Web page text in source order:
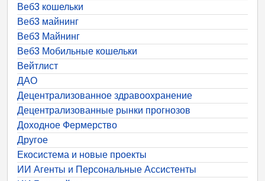
Веб3 кошельки
Веб3 майнинг
Веб3 Майнинг
Веб3 Мобильные кошельки
Вейтлист
ДАО
Децентрализованное здравоохранение
Децентрализованные рынки прогнозов
Доходное Фермерство
Другое
Екосистема и новые проекты
ИИ Агенты и Персональные Ассистенты